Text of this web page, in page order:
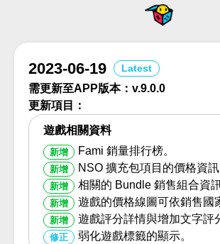
2023-06-19
需更新至APP版本：v.9.0.0
更新項目：
遊戲相關資料
新增 Fami 銷量排行榜。
新增 NSO 擴充包項目的價格資訊
新增 相關的 Bundle 銷售組合資訊
新增 遊戲的價格線圖可依銷售國
新增 遊戲評分詳情與增加文字評
修正 弱化遊戲標籤的顯示。